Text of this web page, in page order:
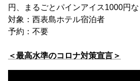
円、まるごとパインアイス1000円
対象：西表島ホテル宿泊者
予約：不要
＜最高水準のコロナ対策宣言＞